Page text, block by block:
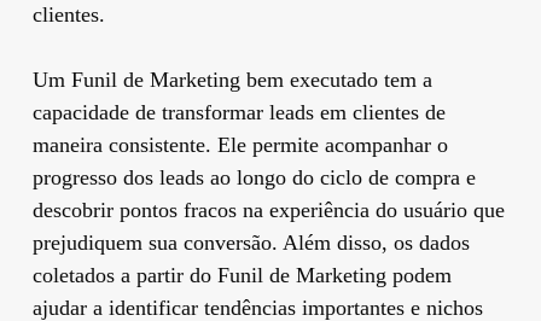
clientes.
Um Funil de Marketing bem executado tem a
capacidade de transformar leads em clientes de
maneira consistente. Ele permite acompanhar o
progresso dos leads ao longo do ciclo de compra e
descobrir pontos fracos na experiência do usuário que
prejudiquem sua conversão. Além disso, os dados
coletados a partir do Funil de Marketing podem
ajudar a identificar tendências importantes e nichos